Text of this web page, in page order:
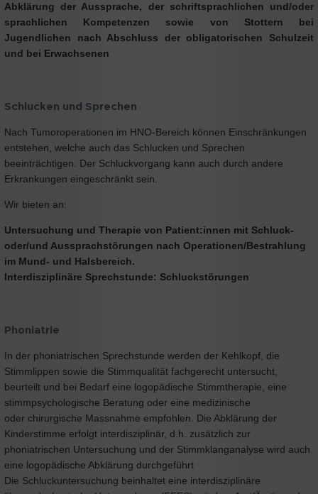
Abklärung der Aussprache, der schriftsprachlichen und/oder
sprachlichen Kompetenzen sowie von Stottern bei
Jugendlichen nach Abschluss der obligatorischen Schulzeit
und bei Erwachsenen
Schlucken und Sprechen
Nach Tumoroperationen im HNO-Bereich können Einschränkungen
entstehen, welche auch das Schlucken und Sprechen
beeinträchtigen. Der Schluckvorgang kann auch durch andere
Erkrankungen eingeschränkt sein.
Wir bieten an:
Untersuchung und Therapie von Patient:innen mit Schluck-
oder/und Aussprachstörungen nach Operationen/Bestrahlung
im Mund- und Halsbereich.
Interdisziplinäre Sprechstunde: Schluckstörungen
Phoniatrie
In der phoniatrischen Sprechstunde werden der Kehlkopf, die
Stimmlippen sowie die Stimmqualität fachgerecht untersucht,
beurteilt und bei Bedarf eine logopädische Stimmtherapie, eine
stimmpsychologische Beratung oder eine medizinische
oder chirurgische Massnahme empfohlen. Die Abklärung der
Kinderstimme erfolgt interdisziplinär, d.h. zusätzlich zur
phoniatrischen Untersuchung und der Stimmklanganalyse wird auch
eine logopädische Abklärung durchgeführt
Die Schluckuntersuchung beinhaltet eine interdisziplinäre